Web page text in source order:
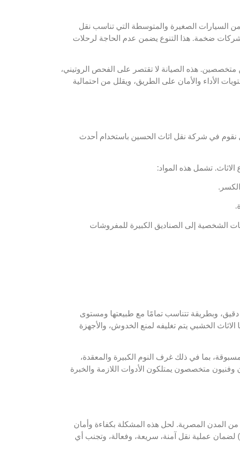
السيارات الصغيرة والمتوسطة التي تناسب نقل
ضخمة. هذا التنوع يضمن عدم الحاجة لرحلات
هذه الصيانة لا تقتصر على الفحص الروتيني،
الأداء والأمان على الطريق، ويقلل من احتمالية
نقوم في شركة نقل اثاث الحسين باستخدام أحدث
تشمل هذه المواد:
الشخصية إلى الصناديق الكبيرة للمفروشات
وبطريقة تتناسب تمامًا مع طبيعتها ومستوى
الخشبي يتم تغليفه لمنع الخدوش، والأجهزة
بما في ذلك غرف النوم الكبيرة والمعقدة،
وفنيون متخصصون يمتلكون الأدوات اللازمة والخبرة
من المدن المصرية. لحل هذه المشكلة بكفاءة وأمان
لضمان عملية نقل آمنة، سريعة، وفعالة، وتجنب أي